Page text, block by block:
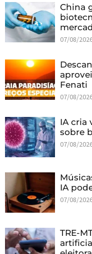
China
07/08/
Fenati
07/08/
IA cria
sobre
07/08/
IA
07/08/
TRE-